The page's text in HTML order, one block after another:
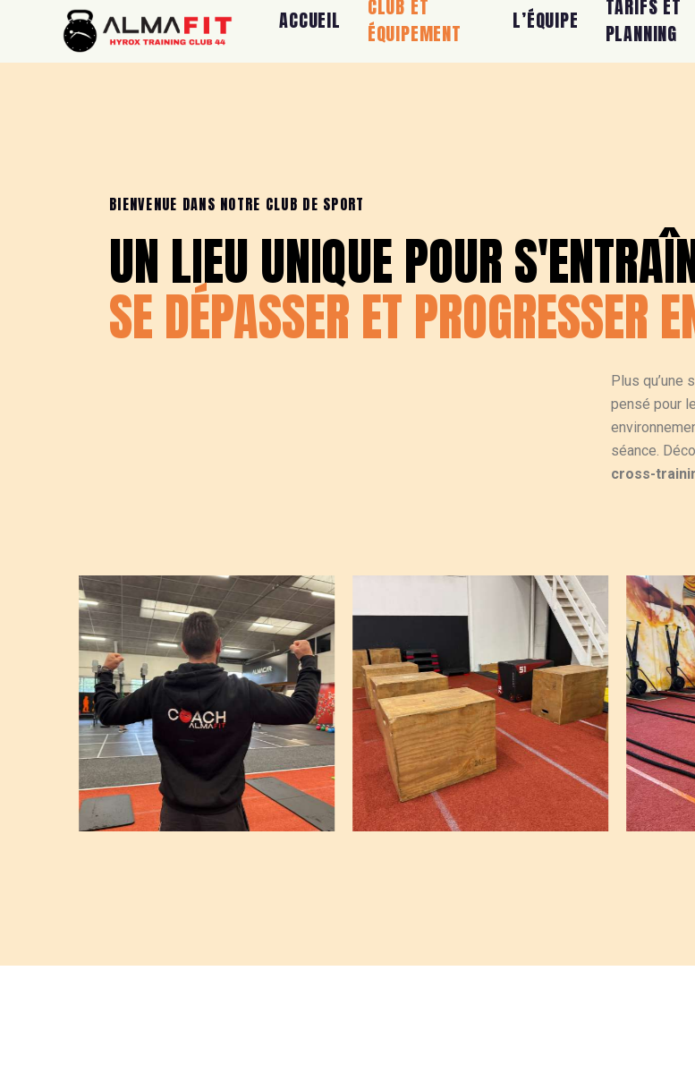
ACCUEIL
CLUB ET
ÉQUIPEMENT
L’ÉQUIPE
TARIFS ET
PLANNING
BIENVENUE DANS NOTRE CLUB DE SPORT
UNLIEUUNIQUEPOUR
SEDÉPASSERETPROGRESSER
Plus qu’une
pensé pour
séance.
cross-